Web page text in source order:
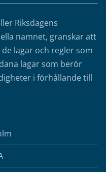
Riksdagens
namnet, granskar att
lagar och regler som
lagar som berör
i förhållande till